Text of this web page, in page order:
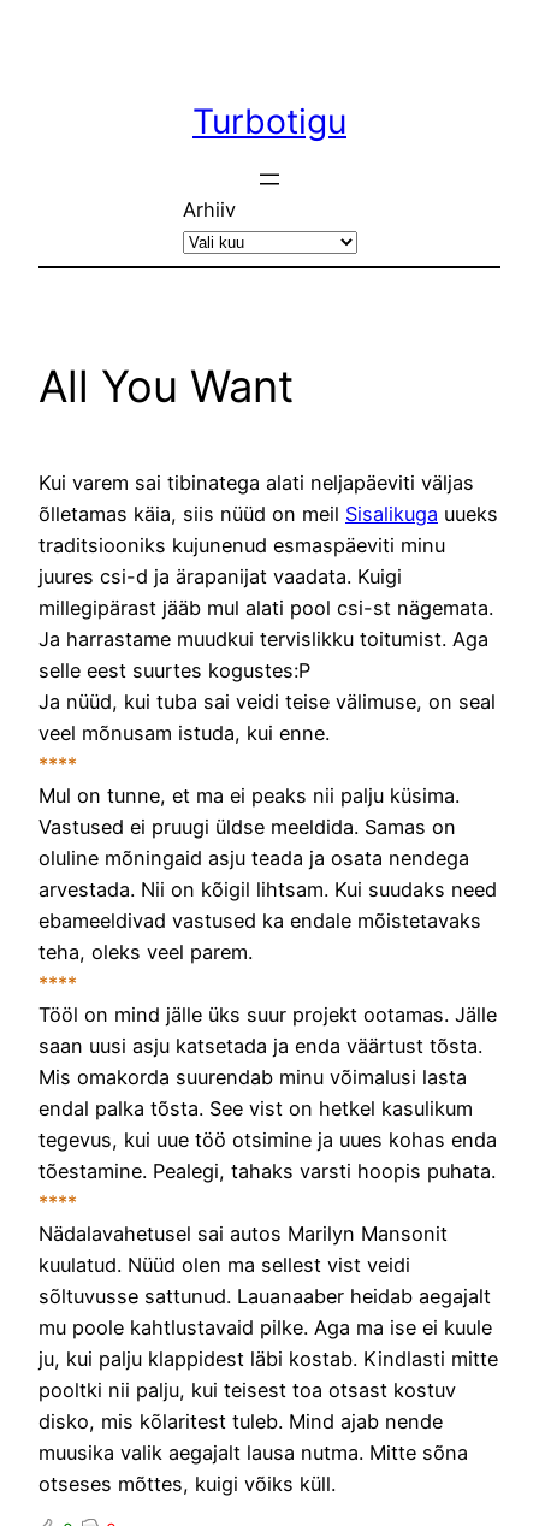
Turbotigu
Arhiiv
All You Want
Kui varem sai tibinatega alati neljapäeviti väljas
õlletamas käia, siis nüüd on meil Sisalikuga uueks
traditsiooniks kujunenud esmaspäeviti minu
juures csi-d ja ärapanijat vaadata. Kuigi
millegipärast jääb mul alati pool csi-st nägemata.
Ja harrastame muudkui tervislikku toitumist. Aga
selle eest suurtes kogustes:P
Ja nüüd, kui tuba sai veidi teise välimuse, on seal
veel mõnusam istuda, kui enne.
****
Mul on tunne, et ma ei peaks nii palju küsima.
Vastused ei pruugi üldse meeldida. Samas on
oluline mõningaid asju teada ja osata nendega
arvestada. Nii on kõigil lihtsam. Kui suudaks need
ebameeldivad vastused ka endale mõistetavaks
teha, oleks veel parem.
****
Tööl on mind jälle üks suur projekt ootamas. Jälle
saan uusi asju katsetada ja enda väärtust tõsta.
Mis omakorda suurendab minu võimalusi lasta
endal palka tõsta. See vist on hetkel kasulikum
tegevus, kui uue töö otsimine ja uues kohas enda
tõestamine. Pealegi, tahaks varsti hoopis puhata.
****
Nädalavahetusel sai autos Marilyn Mansonit
kuulatud. Nüüd olen ma sellest vist veidi
sõltuvusse sattunud. Lauanaaber heidab aegajalt
mu poole kahtlustavaid pilke. Aga ma ise ei kuule
ju, kui palju klappidest läbi kostab. Kindlasti mitte
pooltki nii palju, kui teisest toa otsast kostuv
disko, mis kõlaritest tuleb. Mind ajab nende
muusika valik aegajalt lausa nutma. Mitte sõna
otseses mõttes, kuigi võiks küll.